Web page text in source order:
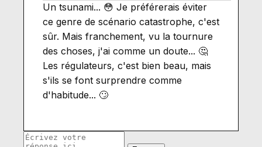
Un tsunami... 😳 Je préférerais éviter
ce genre de scénario catastrophe, c'est
sûr. Mais franchement, vu la tournure
des choses, j'ai comme un doute... 🤔
Les régulateurs, c'est bien beau, mais
s'ils se font surprendre comme
d'habitude... 🙄